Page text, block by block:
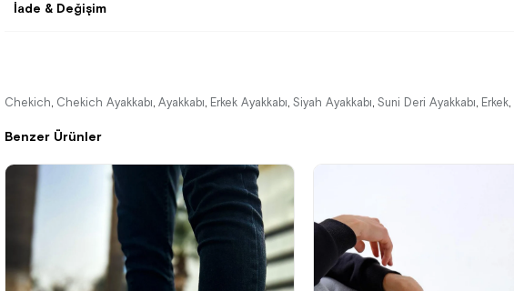
İade & Değişim
Benzer Ürünler
Chekich, Chekich Ayakkabı, Ayakkabı, Erkek Ayakkabı, Siyah Ayakkabı, Suni Deri Ayakkabı, Erkek,